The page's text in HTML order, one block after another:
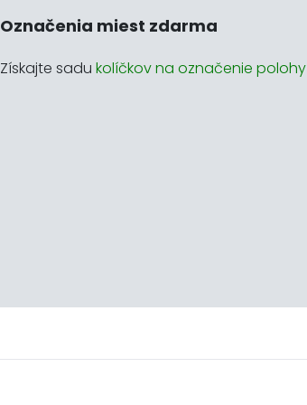
Označenia miest zdarma
Získajte sadu kolíčkov na označenie polohy